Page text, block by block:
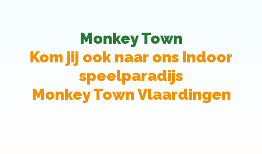
Monkey Town
Kom jij ook naar ons indoor
speelparadijs
Monkey Town Vlaardingen